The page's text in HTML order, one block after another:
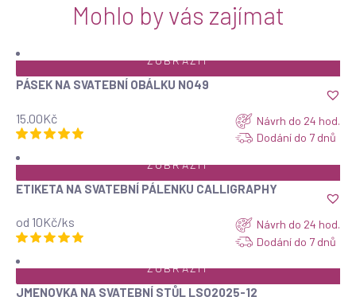
Mohlo by vás zajímat
ZOBRAZIT
PÁSEK NA SVATEBNÍ OBÁLKU NO49
15.00Kč
Návrh do 24 hod.
Dodání do 7 dnů
ZOBRAZIT
ETIKETA NA SVATEBNÍ PÁLENKU CALLIGRAPHY
od 10Kč/ks
Návrh do 24 hod.
Dodání do 7 dnů
ZOBRAZIT
JMENOVKA NA SVATEBNÍ STŮL LSO2025-12